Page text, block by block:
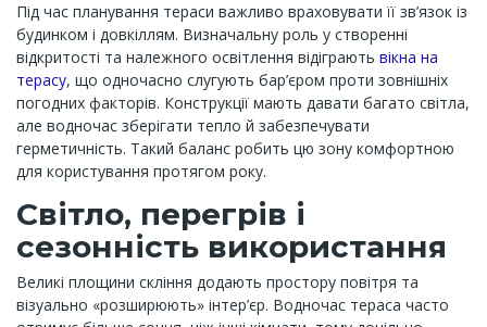
Під час планування тераси важливо враховувати її зв’язок із
будинком і довкіллям. Визначальну роль у створенні
відкритості та належного освітлення відіграють вікна на
терасу, що одночасно слугують бар’єром проти зовнішніх
погодних факторів. Конструкції мають давати багато світла,
але водночас зберігати тепло й забезпечувати
герметичність. Такий баланс робить цю зону комфортною
для користування протягом року.
Світло, перегрів і
сезонність використання
Великі площини скління додають простору повітря та
візуально «розширюють» інтер’єр. Водночас тераса часто